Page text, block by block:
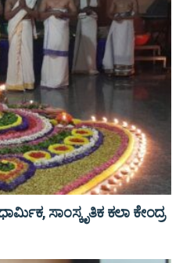
ಸಾಂಸ್ಕೃತಿಕ ಕಲಾ ಕೇಂದ್ರ